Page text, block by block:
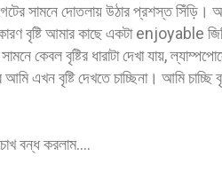
গেটের সামনে দোতলায় উঠার প্রশস্ত
কারণ বৃষ্টি আমার কাছে একটা
কেবল বৃষ্টির ধারাটা দেখা যায়,
এখন বৃষ্টি দেখতে চাচ্ছিনা। আমি
বন্ধ করলাম….